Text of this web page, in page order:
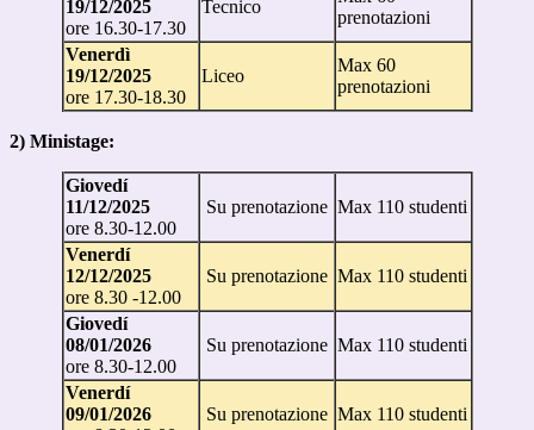
19/12/2025
ore 16.30-17.30
Tecnico
prenotazioni
Venerdì
19/12/2025
ore 17.30-18.30
Liceo
Max 60
prenotazioni
2) Ministage:
Giovedí
11/12/2025
ore 8.30-12.00
Su prenotazione Max 110 studenti
Venerdí
12/12/2025
ore 8.30 -12.00
Su prenotazione Max 110 studenti
Giovedí
08/01/2026
ore 8.30-12.00
Su prenotazione Max 110 studenti
Venerdí
09/01/2026
Su prenotazione Max 110 studenti